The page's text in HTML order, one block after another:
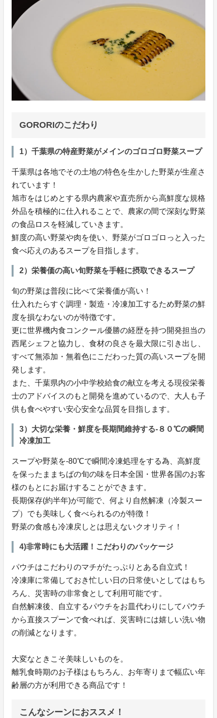
GORORIのこだわり
1）千葉県の特産野菜がメインのゴロゴロ野菜スープ
千葉県は各地でその土地の特色を生かした野菜が生産さ
れています！
旭市をはじめとする県内農家や直売所から高鮮度な規格
外品を積極的に仕入れることで、農家の間で深刻な野菜
の食品ロスを軽減していきます。
鮮度の高い野菜や肉を使い、野菜がゴロゴロっと入った
食べ応えのあるスープを目指します。
2）栄養価の高い旬野菜を手軽に摂取できるスープ
旬の野菜は普段に比べて栄養価が高い！
仕入れたらすぐ調理・製造・冷凍加工するため野菜の鮮
度を損なわないのが特徴です。
更に世界機内食コンクール優勝の経歴を持つ開発担当の
西尾シェフと協力し、食材の良さを最大限に引き出し、
すべて無添加・無着色にこだわった質の高いスープを開
発します。
また、千葉県内の小中学校給食の献立を考える現役栄養
士のアドバイスのもと開発を進めているので、大人も子
供も食べやすい安心安全な品質を目指します。
3）大切な栄養・鮮度を長期間維持する-８０℃の瞬間
冷凍加工
スープや野菜を-80℃で瞬間冷凍処理をする為、高鮮度
を保ったままちばの旬の味を日本全国・世界各国のお客
様のもとにお届けすることができます。
長期保存(約半年)が可能で、何より自然解凍（冷製スー
プ）でも美味しく食べられるのが特徴！
野菜の食感も冷凍戻しとは思えないクオリティ！
4)非常時にも大活躍！こだわりのパッケージ
パウチはこだわりのマチがたっぷりとある自立式！
冷凍庫に常備しておき忙しい日の日常使いとしてはもち
ろん、災害時の非常食として利用可能です。
自然解凍後、自立するパウチをお皿代わりにしてパウチ
から直接スプーンで食べれば、災害時には嬉しい洗い物
の削減となります。
大変なときこそ美味しいものを。
離乳食時期のお子様はもちろん、お年寄りまで幅広い年
齢層の方が利用できる商品です！
こんなシーンにおススメ！